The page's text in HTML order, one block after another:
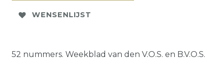
WENSENLIJST
52 nummers. Weekblad van den V.O.S. en B.V.O.S.